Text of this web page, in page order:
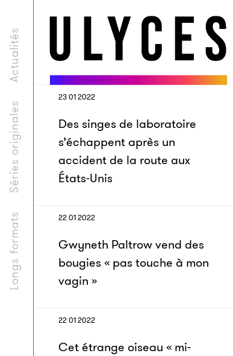
Longs formats
Séries originales
Actualités
23 01 2022
Des singes de laboratoire
s’échappent après un
accident de la route aux
États-Unis
22 01 2022
Gwyneth Paltrow vend des
bougies « pas touche à mon
vagin »
22 01 2022
Cet étrange oiseau « mi-